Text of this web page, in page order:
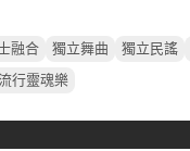
融合 獨立舞曲 獨立民謠
行靈魂樂